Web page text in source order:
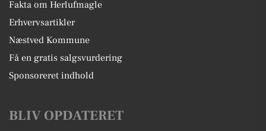
Fakta om Herlufmagle
Erhvervsartikler
Næstved Kommune
Få en gratis salgsvurdering
Sponsoreret indhold
BLIV OPDATERET